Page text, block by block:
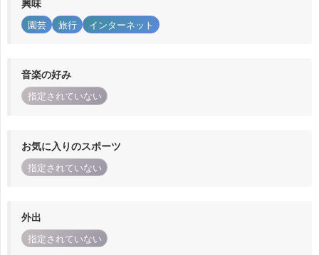
興味
園芸 旅行 インターネット
音楽の好み
指定されていない
お気に入りのスポーツ
指定されていない
外出
指定されていない